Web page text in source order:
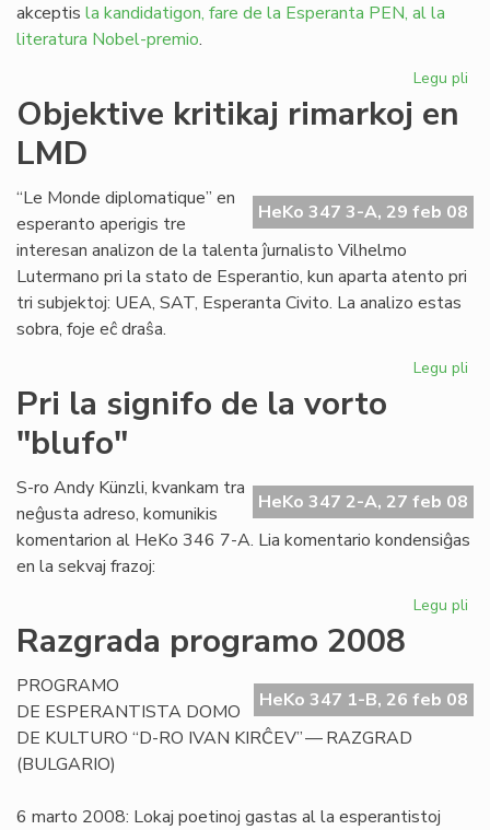
akceptis la kandidatigon, fare de la Esperanta PEN, al la
literatura Nobel-premio.
Legu pli
Objektive kritikaj rimarkoj en
LMD
HeKo 347 3-A, 29 feb 08
“Le Monde diplomatique” en
esperanto aperigis tre
interesan analizon de la talenta ĵurnalisto Vilhelmo
Lutermano pri la stato de Esperantio, kun aparta atento pri
tri subjektoj: UEA, SAT, Esperanta Civito. La analizo estas
sobra, foje eĉ draŝa.
Legu pli
Pri la signifo de la vorto
"blufo"
HeKo 347 2-A, 27 feb 08
S-ro Andy Künzli, kvankam tra
neĝusta adreso, komunikis
komentarion al HeKo 346 7-A. Lia komentario kondensiĝas
en la sekvaj frazoj:
Legu pli
la
Razgrada programo 2008
HeKo 347 1-B, 26 feb 08
PROGRAMO
DE ESPERANTISTA DOMO
DE KULTURO “D-RO IVAN KIRĈEV” — RAZGRAD
(BULGARIO)
6 marto 2008: Lokaj poetinoj gastas al la esperantistoj